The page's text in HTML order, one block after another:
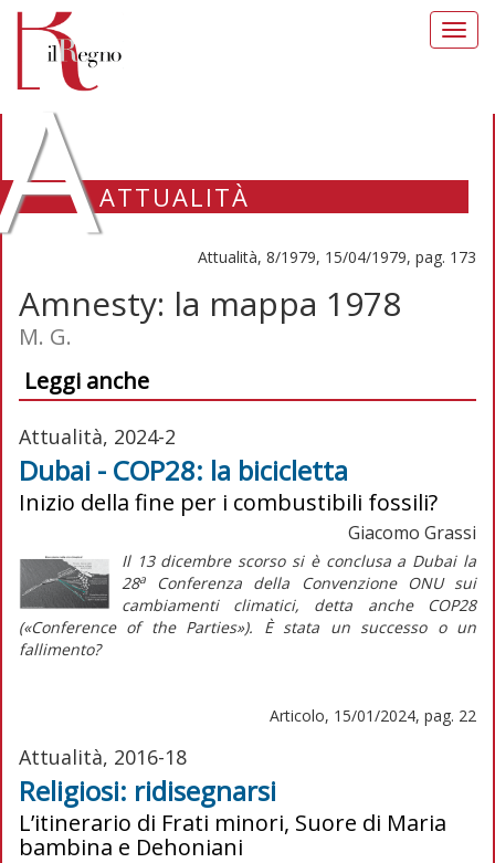
ATTUALITÀ
Attualità, 8/1979, 15/04/1979, pag. 173
Amnesty: la mappa 1978
M. G.
Leggi anche
Attualità, 2024-2
Dubai - COP28: la bicicletta
Inizio della fine per i combustibili fossili?
Giacomo Grassi
Il 13 dicembre scorso si è conclusa a Dubai la
28aConferenza della Convenzione ONU sui
cambiamenti climatici, detta anche COP28
(«Conference of the Parties»). È stata un successo o un
fallimento?
Articolo, 15/01/2024, pag. 22
Attualità, 2016-18
Religiosi: ridisegnarsi
L’itinerario di Frati minori, Suore di Maria
bambina e Dehoniani